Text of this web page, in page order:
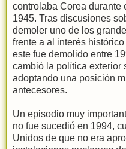
controlaba Corea durante
1945. Tras discusiones
demoler uno de los
frente a al interés
este fue demolido entre
cambió la política exterior
adoptando una posición
antecesores.
Un episodio muy
no fue sucedió en 1994,
Unidos de que no era